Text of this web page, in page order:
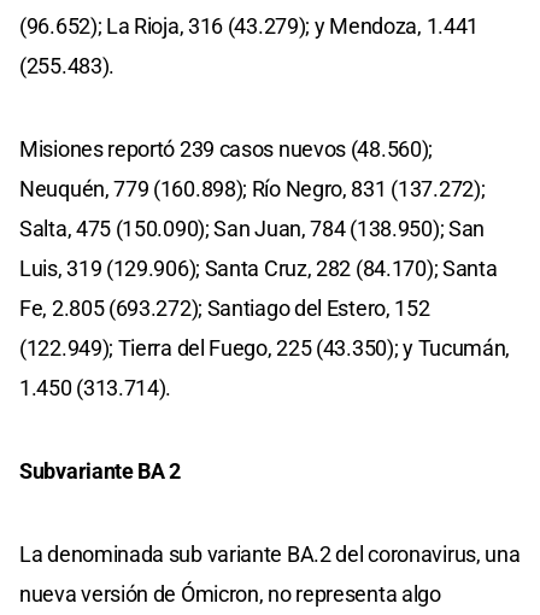
(96.652); La Rioja, 316 (43.279); y Mendoza, 1.441
(255.483).
Misiones reportó 239 casos nuevos (48.560);
Neuquén, 779 (160.898); Río Negro, 831 (137.272);
Salta, 475 (150.090); San Juan, 784 (138.950); San
Luis, 319 (129.906); Santa Cruz, 282 (84.170); Santa
Fe, 2.805 (693.272); Santiago del Estero, 152
(122.949); Tierra del Fuego, 225 (43.350); y Tucumán,
1.450 (313.714).
Subvariante BA 2
La denominada sub variante BA.2 del coronavirus, una
nueva versión de Ómicron, no representa algo